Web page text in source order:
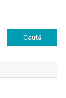
Caută
după: